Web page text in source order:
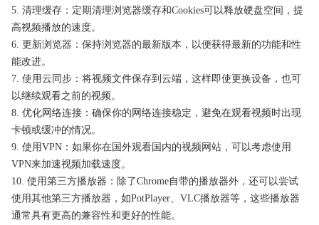
5. 清理缓存：定期清理浏览器缓存和Cookies可以释放硬盘空间，提
高视频播放的速度。
6. 更新浏览器：保持浏览器的最新版本，以便获得最新的功能和性
能改进。
7. 使用云同步：将视频文件保存到云端，这样即使更换设备，也可
以继续观看之前的视频。
8. 优化网络连接：确保你的网络连接稳定，避免在观看视频时出现
卡顿或缓冲的情况。
9. 使用VPN：如果你在国外观看国内的视频网站，可以考虑使用
VPN来加速视频加载速度。
10. 使用第三方播放器：除了Chrome自带的播放器外，还可以尝试
使用其他第三方播放器，如PotPlayer、VLC播放器等，这些播放器
通常具有更高的兼容性和更好的性能。